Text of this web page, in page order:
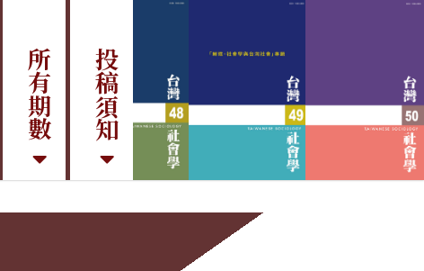
所有期數 投稿須知